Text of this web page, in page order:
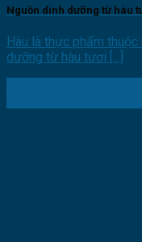
Nguồn dinh dưỡng từ hàu
Hàu là thực phẩm
dưỡng từ hàu tươi [...]